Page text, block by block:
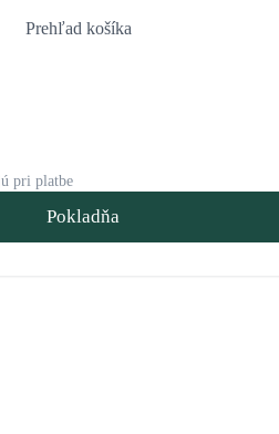
Prehľad košíka
pri platbe
Pokladňa